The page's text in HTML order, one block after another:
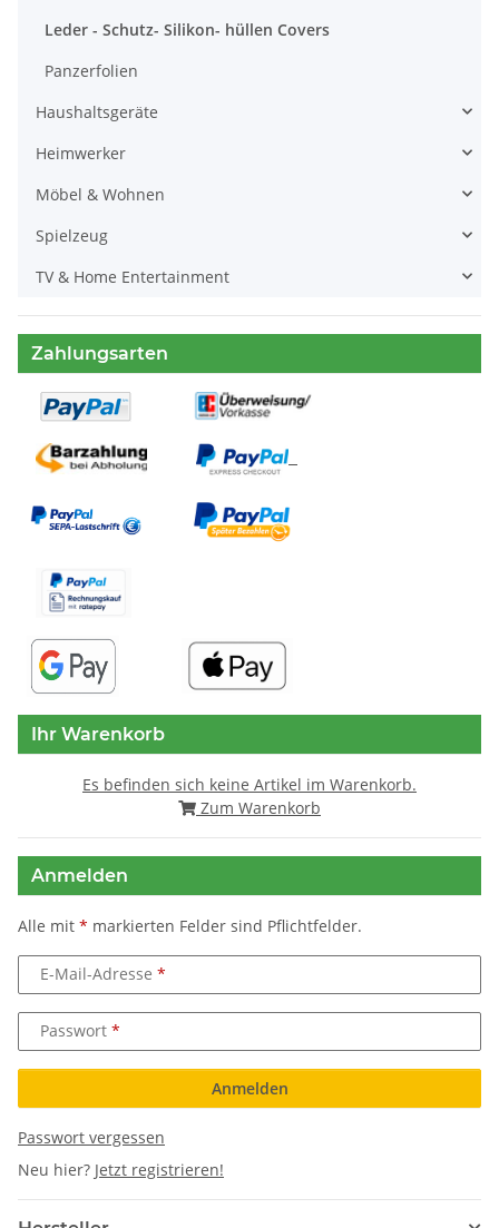
Leder - Schutz- Silikon- hüllen Covers
Panzerfolien
Haushaltsgeräte
Heimwerker
Möbel & Wohnen
Spielzeug
TV & Home Entertainment
Zahlungsarten
Ihr Warenkorb
Es befinden sich keine Artikel im Warenkorb.
Zum Warenkorb
Anmelden
Alle mit * markierten Felder sind Pflichtfelder.
E-Mail-Adresse
Passwort
Anmelden
Passwort vergessen
Neu hier? Jetzt registrieren!